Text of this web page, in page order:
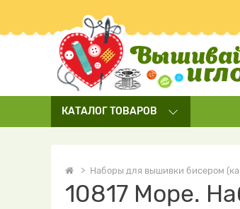
КАТАЛОГТОВАРОВ
Наборы для вышивки бисером
10817 Море.